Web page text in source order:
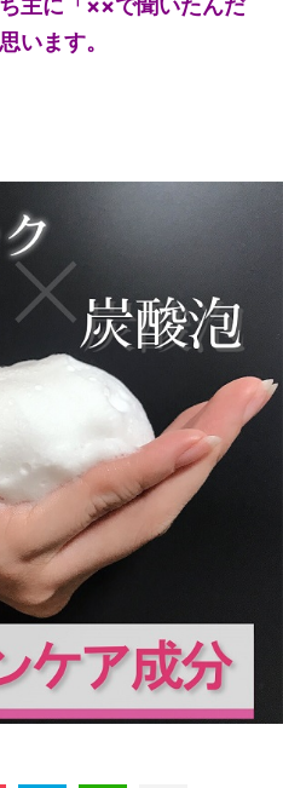
主に「××で聞いたんだ
います。